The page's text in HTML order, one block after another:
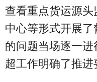
查看重点货运源
中心等形式开展
的问题当场逐一
超工作明确了推进